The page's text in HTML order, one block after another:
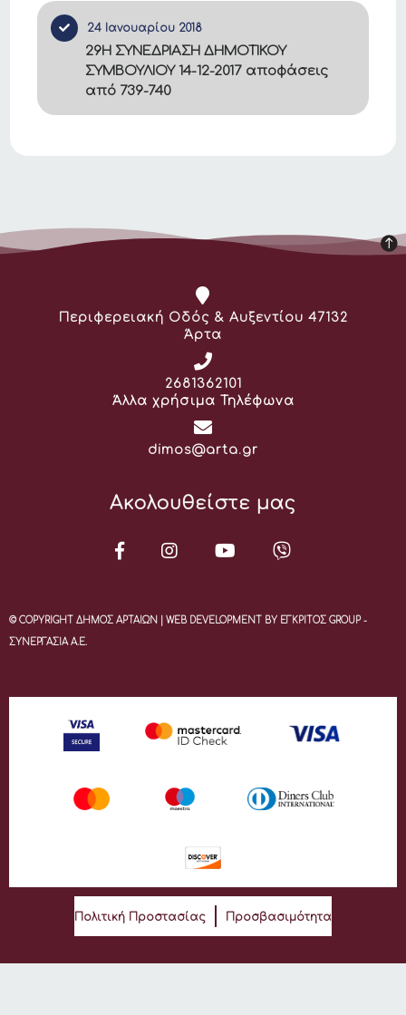
24 Ιανουαρίου 2018
29Η ΣΥΝΕΔΡΙΑΣΗ ΔΗΜΟΤΙΚΟΥ
ΣΥΜΒΟΥΛΙΟΥ 14-12-2017 αποφάσεις
από 739-740
Διεύθυνση:
Περιφερειακή Οδός & Αυξεντίου 47132
Άρτα
Τηλέφωνο:
2681362101
Άλλα χρήσιμα Τηλέφωνα
Email:
dimos@arta.gr
Ακολουθείστε μας
© COPYRIGHT ΔΗΜΟΣ ΑΡΤΑΙΩΝ | WEB DEVELOPMENT BY ΕΓΚΡΙΤΟΣ GROUP -
ΣΥΝΕΡΓΑΣΙΑ Α.Ε.
Πολιτική Προστασίας Προσβασιμότητα